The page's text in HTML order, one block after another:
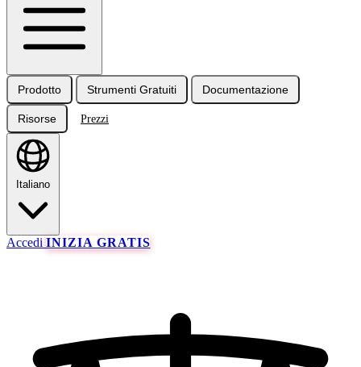
Prodotto Strumenti Gratuiti Documentazione
Risorse Prezzi
Italiano
Accedi INIZIA GRATIS